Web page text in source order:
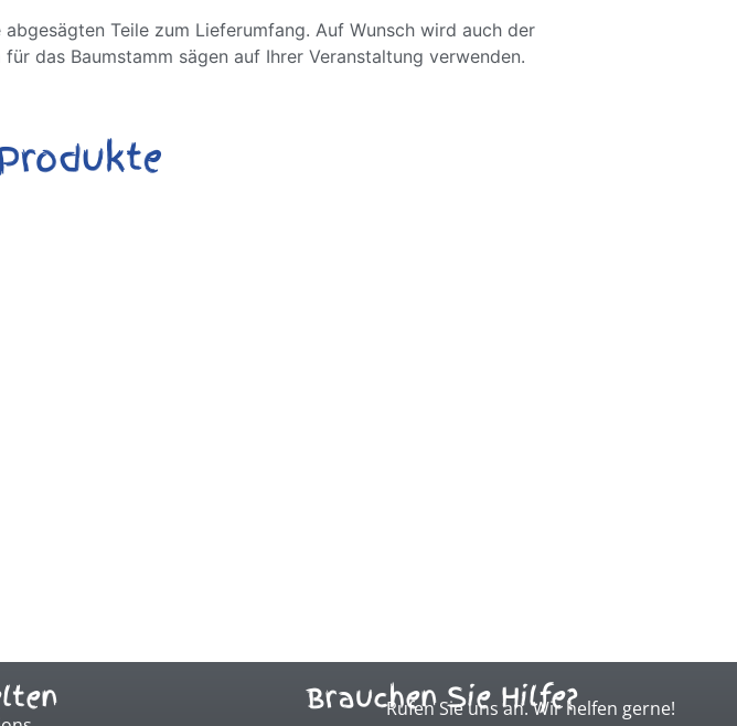
Teile zum Lieferumfang. Auf Wunsch wird auch der
das Baumstamm sägen auf Ihrer Veranstaltung verwenden.
Brauchen Sie Hilfe?
Rufen Sie uns an. Wir helfen gerne!